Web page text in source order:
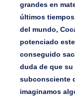
grandes en
últimos
del mundo,
potenciado
conseguido
duda de que
subconsciente
imaginamos